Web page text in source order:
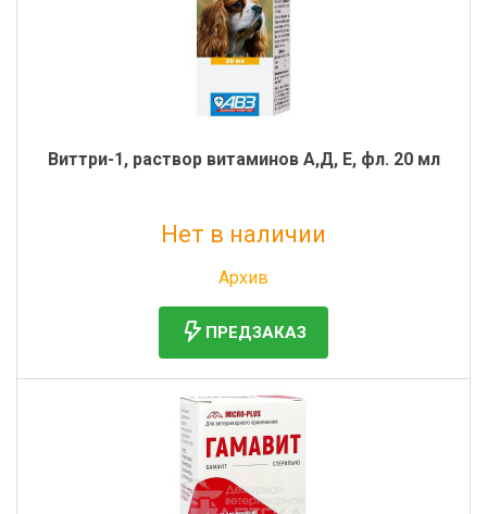
Виттри-1, раствор витаминов А,Д, Е, фл. 20 мл
Нет в наличии
Архив
ПРЕДЗАКАЗ